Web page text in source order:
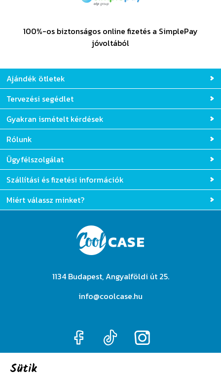
100%-os biztonságos online fizetés a SimplePay
jóvoltából
Ajándék ötletek
Tervezési segédlet
Gyakran ismételt kérdések
Rólunk
Ügyfélszolgálat
Szállítási és fizetési információk
Miért válassz minket?
1134 Budapest, Angyalföldi út 25.
info@coolcase.hu
Sütik